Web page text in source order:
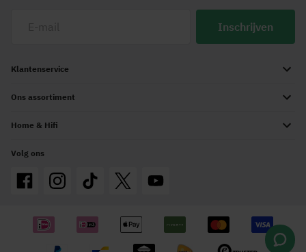
Inschrijven
Klantenservice
Ons assortiment
Home & Hifi
Volg ons